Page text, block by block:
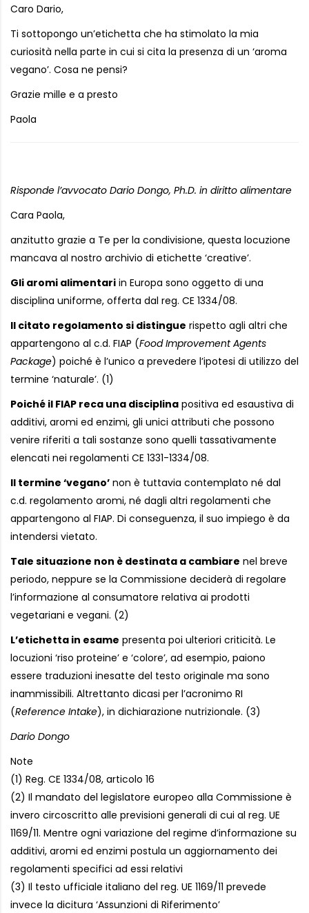
Caro Dario,
Ti sottopongo un’etichetta che ha stimolato la mia
curiosità nella parte in cui si cita la presenza di un ‘aroma
vegano’. Cosa ne pensi?
Grazie mille e a presto
Paola
Risponde l’avvocato Dario Dongo, Ph.D. in diritto alimentare
Cara Paola,
anzitutto grazie a Te per la condivisione, questa locuzione
mancava al nostro archivio di etichette ‘creative’.
Gli aromi alimentari in Europa sono oggetto di una
disciplina uniforme, offerta dal reg. CE 1334/08.
Il citato regolamento si distingue rispetto agli altri che
appartengono al c.d. FIAP (Food Improvement Agents
Package) poiché è l’unico a prevedere l’ipotesi di utilizzo del
termine ‘naturale’. (1)
Poiché il FIAP reca una disciplina positiva ed esaustiva di
additivi, aromi ed enzimi, gli unici attributi che possono
venire riferiti a tali sostanze sono quelli tassativamente
elencati nei regolamenti CE 1331-1334/08.
Il termine ‘vegano’ non è tuttavia contemplato né dal
c.d. regolamento aromi, né dagli altri regolamenti che
appartengono al FIAP. Di conseguenza, il suo impiego è da
intendersi vietato.
Tale situazione non è destinata a cambiare nel breve
periodo, neppure se la Commissione deciderà di regolare
l’informazione al consumatore relativa ai prodotti
vegetariani e vegani. (2)
L’etichetta in esame presenta poi ulteriori criticità. Le
locuzioni ‘riso proteine’ e ‘colore’, ad esempio, paiono
essere traduzioni inesatte del testo originale ma sono
inammissibili. Altrettanto dicasi per l’acronimo RI
(Reference Intake), in dichiarazione nutrizionale. (3)
Dario Dongo
Note
(1) Reg. CE 1334/08, articolo 16
(2) Il mandato del legislatore europeo alla Commissione è
invero circoscritto alle previsioni generali di cui al reg. UE
1169/11. Mentre ogni variazione del regime d’informazione su
additivi, aromi ed enzimi postula un aggiornamento dei
regolamenti specifici ad essi relativi
(3) Il testo ufficiale italiano del reg. UE 1169/11 prevede
invece la dicitura ‘Assunzioni di Riferimento’